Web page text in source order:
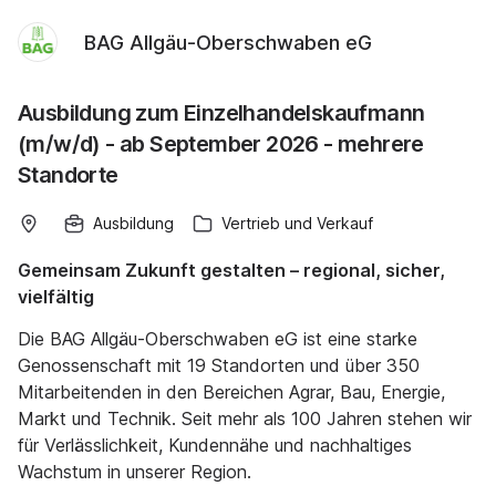
BAG Allgäu-Oberschwaben eG
Ausbildung zum Einzelhandelskaufmann
(m/w/d) - ab September 2026 - mehrere
Standorte
Ausbildung Vertrieb und Verkauf
Gemeinsam Zukunft gestalten – regional, sicher,
vielfältig
Die BAG Allgäu-Oberschwaben eG ist eine starke
Genossenschaft mit 19 Standorten und über 350
Mitarbeitenden in den Bereichen Agrar, Bau, Energie,
Markt und Technik. Seit mehr als 100 Jahren stehen wir
für Verlässlichkeit, Kundennähe und nachhaltiges
Wachstum in unserer Region.